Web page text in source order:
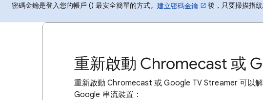
密碼金鑰是登入您的帳戶 () 最安全簡單的方式。 建立密碼金鑰 後，只要掃描指
重新啟動 Chromecast 或
重新啟動 Chromecast 或 Google TV Streamer 可以
Google 串流裝置：